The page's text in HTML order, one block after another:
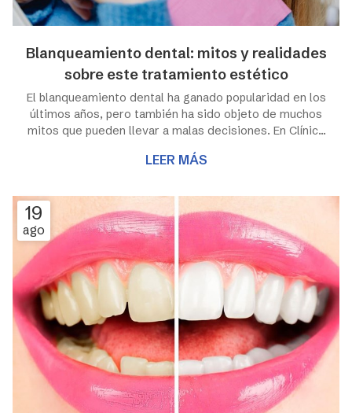
Blanqueamiento dental: mitos y realidades
sobre este tratamiento estético
El blanqueamiento dental ha ganado popularidad en los
últimos años, pero también ha sido objeto de muchos
mitos que pueden llevar a malas decisiones. En Clínica
ayudarte a la realización de este tratamiento pero,
mucho más importante ayudarte a entender algunas
cuestiones y contribuir a desmentir algunas creencias
erróneas. Ambas cosas te servirán para sentirte más
seguro si tomas la decisión de mej...
LEER MÁS
19
ago